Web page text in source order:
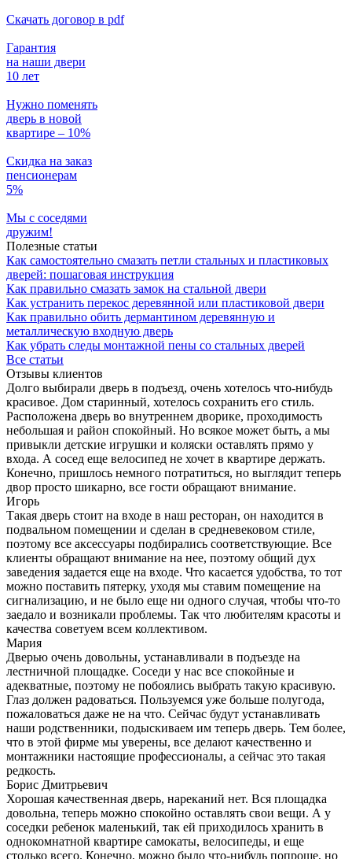
Скачать договор в pdf
Гарантия
на наши двери
10 лет
Нужно поменять
дверь в новой
квартире – 10%
Скидка на заказ
пенсионерам
5%
Мы с соседями
дружим!
Полезные статьи
Как самостоятельно смазать петли стальных и пластиковых
дверей: пошаговая инструкция
Как правильно смазать замок на стальной двери
Как устранить перекос деревянной или пластиковой двери
Как правильно обить дермантином деревянную и
металлическую входную дверь
Как убрать следы монтажной пены со стальных дверей
Все статьи
Отзывы клиентов
Долго выбирали дверь в подъезд, очень хотелось что-нибудь
красивое. Дом старинный, хотелось сохранить его стиль.
Расположена дверь во внутреннем дворике, проходимость
небольшая и район спокойный. Но всякое может быть, а мы
привыкли детские игрушки и коляски оставлять прямо у
входа. А сосед еще велосипед не хочет в квартире держать.
Конечно, пришлось немного потратиться, но выглядит теперь
двор просто шикарно, все гости обращают внимание.
Игорь
Такая дверь стоит на входе в наш ресторан, он находится в
подвальном помещении и сделан в средневековом стиле,
поэтому все аксессуары подбирались соответствующие. Все
клиенты обращают внимание на нее, поэтому общий дух
заведения задается еще на входе. Что касается удобства, то тот
можно поставить пятерку, уходя мы ставим помещение на
сигнализацию, и не было еще ни одного случая, чтобы что-то
заедало и возникали проблемы. Так что любителям красоты и
качества советуем всем коллективом.
Мария
Дверью очень довольны, устанавливали в подъезде на
лестничной площадке. Соседи у нас все спокойные и
адекватные, поэтому не побоялись выбрать такую красивую.
Глаз должен радоваться. Пользуемся уже больше полугода,
пожаловаться даже не на что. Сейчас будут устанавливать
наши родственники, подыскиваем им теперь дверь. Тем более,
что в этой фирме мы уверены, все делают качественно и
монтажники настоящие профессионалы, а сейчас это такая
редкость.
Борис Дмитрьевич
Хорошая качественная дверь, нареканий нет. Вся площадка
довольна, теперь можно спокойно оставлять свои вещи. А у
соседки ребенок маленький, так ей приходилось хранить в
однокомнатной квартире самокаты, велосипеды, и еще
столько всего. Конечно, можно было что-нибудь попроще, но